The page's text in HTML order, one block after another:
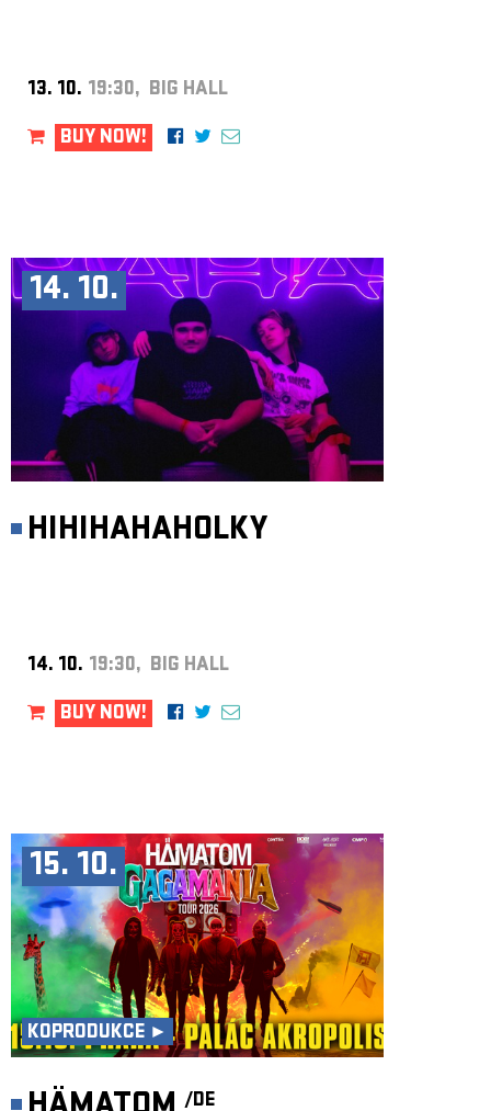
13. 10. 19:30, BIG HALL
BUY NOW!
14. 10.
HIHIHAHAHOLKY
14. 10. 19:30, BIG HALL
BUY NOW!
15. 10.
KOPRODUKCE ►
/DE